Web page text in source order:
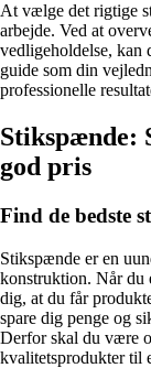
At vælge det rigtige
arbejde. Ved at
vedligeholdelse, kan
guide som din
professionelle
Stikspænde:
god pris
Find de bedste
Stikspænde er en
konstruktion. Når du
dig, at du får
spare dig penge og
Derfor skal du være
kvalitetsprodukter til